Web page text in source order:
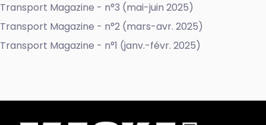
Transport Magazine - n°3 (mai-juin 2025)
Transport Magazine - n°2 (mars-avr. 2025)
Transport Magazine - n°1 (janv.-févr. 2025)